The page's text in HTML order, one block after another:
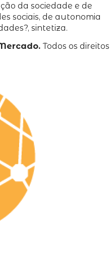
da sociedade e de
sociais, de autonomia
sintetiza.
Todos os direitos